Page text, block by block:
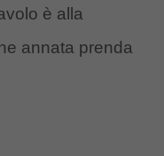
è alla
annata prenda